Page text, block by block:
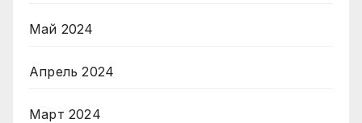
Май 2024
Апрель 2024
Март 2024